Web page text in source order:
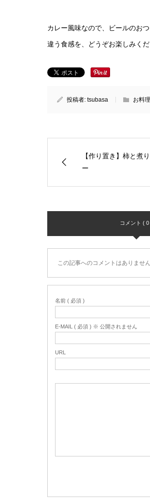
カレー風味なので、ビールのお
違う食感を、どうぞお楽しみくだ
投稿者: tsubasa お料理
【作り置き】柿と煮
ー
コメント ( 0
この記事へのコメントはありません
名前 ( 必須 )
E-MAIL ( 必須 ) ※ 公開されません
URL